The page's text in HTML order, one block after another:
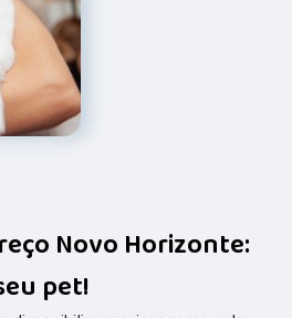
Novo Horizonte:
pet!